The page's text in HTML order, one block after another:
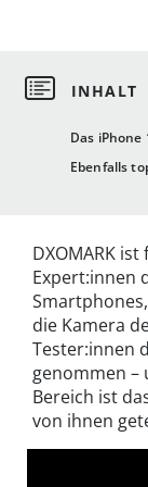
Das iPhone
Ebenfalls
DXOMARK
Expert:innen
die Kamera
Tester:innen
genommen –
Bereich ist
von ihnen